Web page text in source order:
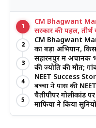
1
CM Bhagwant
सरकार की पहल, तीर्थ
जोर
2
CM Bhagwant
का बड़ा अभियान,
खेती का मिल रहा लाभ
3
सहारनपुर में अचानक
की ज्योति की मौत;
4
NEET Success
बच्चों ने पास की
बहनों ने रचा इतिहास
5
चैतीपीपर गोलीकांड
माफिया ने किया
आंदोलन